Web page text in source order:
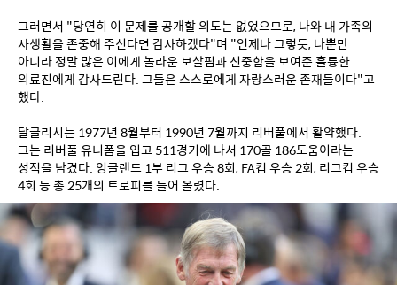
그러면서 "당연히 이 문제를 공개할 의도는 없었으므로, 나와 내 가족의
사생활을 존중해 주신다면 감사하겠다"며 "언제나 그렇듯, 나뿐만
아니라 정말 많은 이에게 놀라운 보살핌과 신중함을 보여준 훌륭한
의료진에게 감사드린다. 그들은 스스로에게 자랑스러운 존재들이다"고
했다.
달글리시는 1977년 8월부터 1990년 7월까지 리버풀에서 활약했다.
그는 리버풀 유니폼을 입고 511경기에 나서 170골 186도움이라는
성적을 남겼다. 잉글랜드 1부 리그 우승 8회, FA컵 우승 2회, 리그컵 우승
4회 등 총 25개의 트로피를 들어 올렸다.